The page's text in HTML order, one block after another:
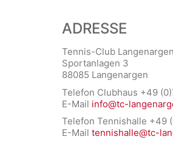
ADRESSE
Tennis-Club
Sportanlagen 3
88085 Langenargen
Telefon Clubhaus +49
E-Mail info@tc-
Telefon Tennishalle +49
E-Mail tennishalle@tc-